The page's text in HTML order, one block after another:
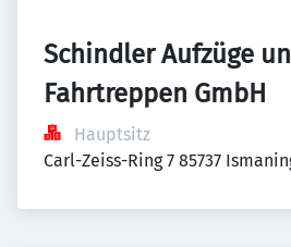
Schindler Aufzüge
Fahrtreppen GmbH
Hauptsitz
Carl-Zeiss-Ring 7 85737